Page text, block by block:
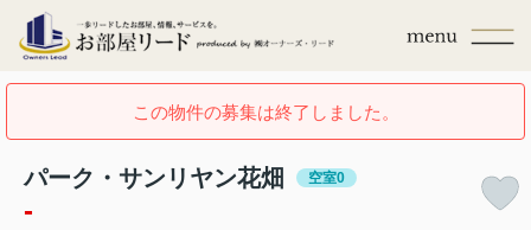
この物件の募集は終了しました。
パーク・サンリヤン花畑 空室0
-